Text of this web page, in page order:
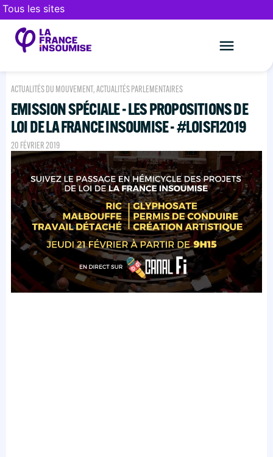
Tous les sites
ACTUALITÉS DU MOUVEMENT,ACTUALITÉS PARLEMENTAIRES
EMISSION SPÉCIALE - LES PROPOSITIONS DE
LOI DE LA FRANCE INSOUMISE - #LOISFI2019
20 FÉVRIER 2019